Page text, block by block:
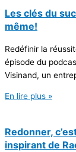
Les clés du
même!
Redéfinir la
épisode du
Visinand, un
En lire plus »
Redonner,
inspirant de